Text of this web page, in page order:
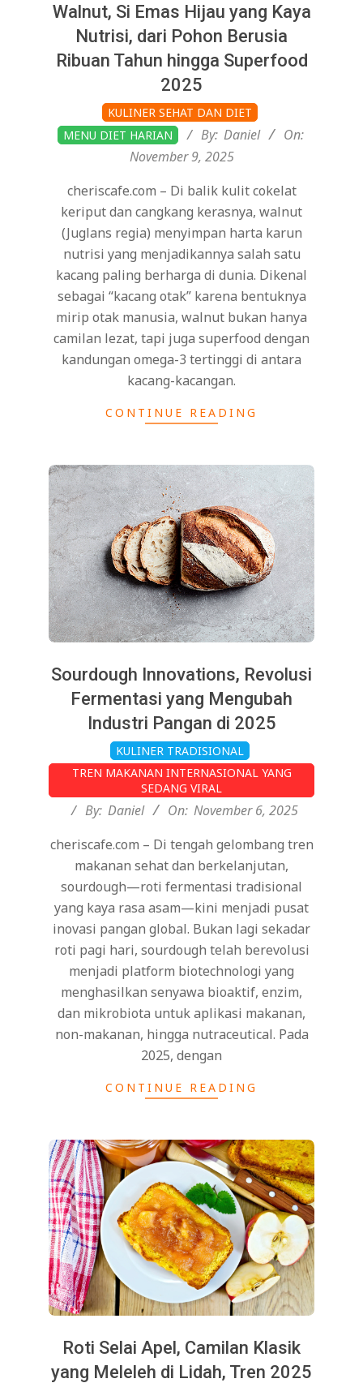
Walnut, Si Emas Hijau yang Kaya
Nutrisi, dari Pohon Berusia
Ribuan Tahun hingga Superfood
2025
11-
09
KULINER SEHAT DAN DIET
MENU DIET HARIAN
By: Daniel
On:
November 9, 2025
cheriscafe.com – Di balik kulit cokelat
keriput dan cangkang kerasnya, walnut
(Juglans regia) menyimpan harta karun
nutrisi yang menjadikannya salah satu
kacang paling berharga di dunia. Dikenal
sebagai “kacang otak” karena bentuknya
mirip otak manusia, walnut bukan hanya
camilan lezat, tapi juga superfood dengan
kandungan omega-3 tertinggi di antara
kacang-kacangan.
CONTINUE READING
Sourdough Innovations, Revolusi
Fermentasi yang Mengubah
Industri Pangan di 2025
11-
KULINER TRADISIONAL
TREN MAKANAN INTERNASIONAL YANG
SEDANG VIRAL
By: Daniel On: November 6, 2025
cheriscafe.com – Di tengah gelombang tren
makanan sehat dan berkelanjutan,
sourdough—roti fermentasi tradisional
yang kaya rasa asam—kini menjadi pusat
inovasi pangan global. Bukan lagi sekadar
roti pagi hari, sourdough telah berevolusi
menjadi platform biotechnologi yang
menghasilkan senyawa bioaktif, enzim,
dan mikrobiota untuk aplikasi makanan,
non-makanan, hingga nutraceutical. Pada
2025, dengan
CONTINUE READING
Roti Selai Apel, Camilan Klasik
yang Meleleh di Lidah, Tren 2025